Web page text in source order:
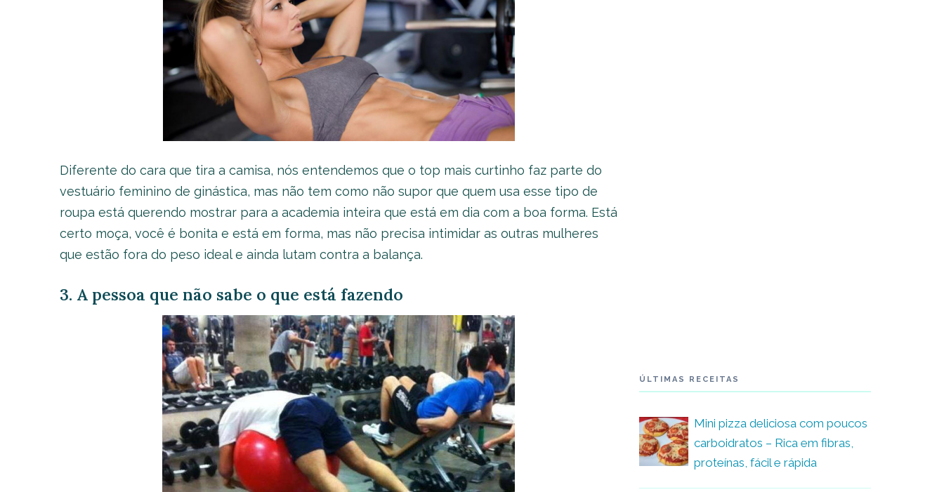
Diferente do cara que tira a camisa, nós entendemos que o top mais curtinho faz parte do
vestuário feminino de ginástica, mas não tem como não supor que quem usa esse tipo de
roupa está querendo mostrar para a academia inteira que está em dia com a boa forma. Está
certo moça, você é bonita e está em forma, mas não precisa intimidar as outras mulheres
que estão fora do peso ideal e ainda lutam contra a balança.
3. A pessoa que não sabe o que está fazendo
ÚLTIMAS RECEITAS
Mini pizza deliciosa com poucos
carboidratos – Rica em fibras,
proteínas, fácil e rápida